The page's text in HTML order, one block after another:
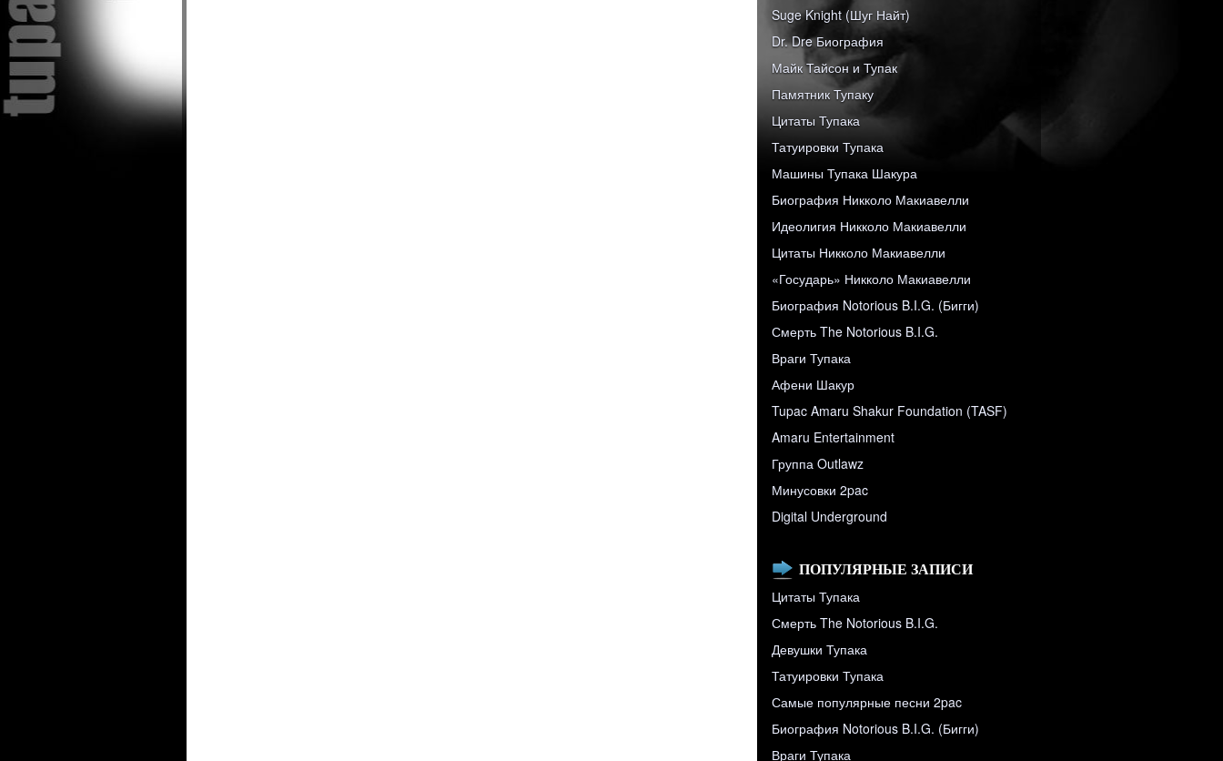
Suge Knight (Шуг Найт)
Dr. Dre Биография
Майк Тайсон и Тупак
Памятник Тупаку
Цитаты Тупака
Татуировки Тупака
Машины Тупака Шакура
Биография Никколо Макиавелли
Идеолигия Никколо Макиавелли
Цитаты Никколо Макиавелли
«Государь» Никколо Макиавелли
Биография Notorious B.I.G. (Бигги)
Смерть The Notorious B.I.G.
Враги Тупака
Афени Шакур
Tupac Amaru Shakur Foundation (TASF)
Amaru Entertainment
Группа Outlawz
Минусовки 2pac
Digital Underground
ПОПУЛЯРНЫЕ ЗАПИСИ
Цитаты Тупака
Смерть The Notorious B.I.G.
Девушки Тупака
Татуировки Тупака
Самые популярные песни 2pac
Биография Notorious B.I.G. (Бигги)
Враги Тупака